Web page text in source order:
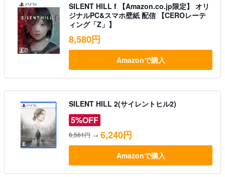
SILENT HILL f 【Amazon.co.jp限定】 オリ
ジナルPC&スマホ壁紙 配信 【CEROレーテ
ィング「Z」】
8,580円
Amazonで購入
SILENT HILL 2(サイレントヒル2)
5%OFF
6,561円 → 6,240円
Amazonで購入